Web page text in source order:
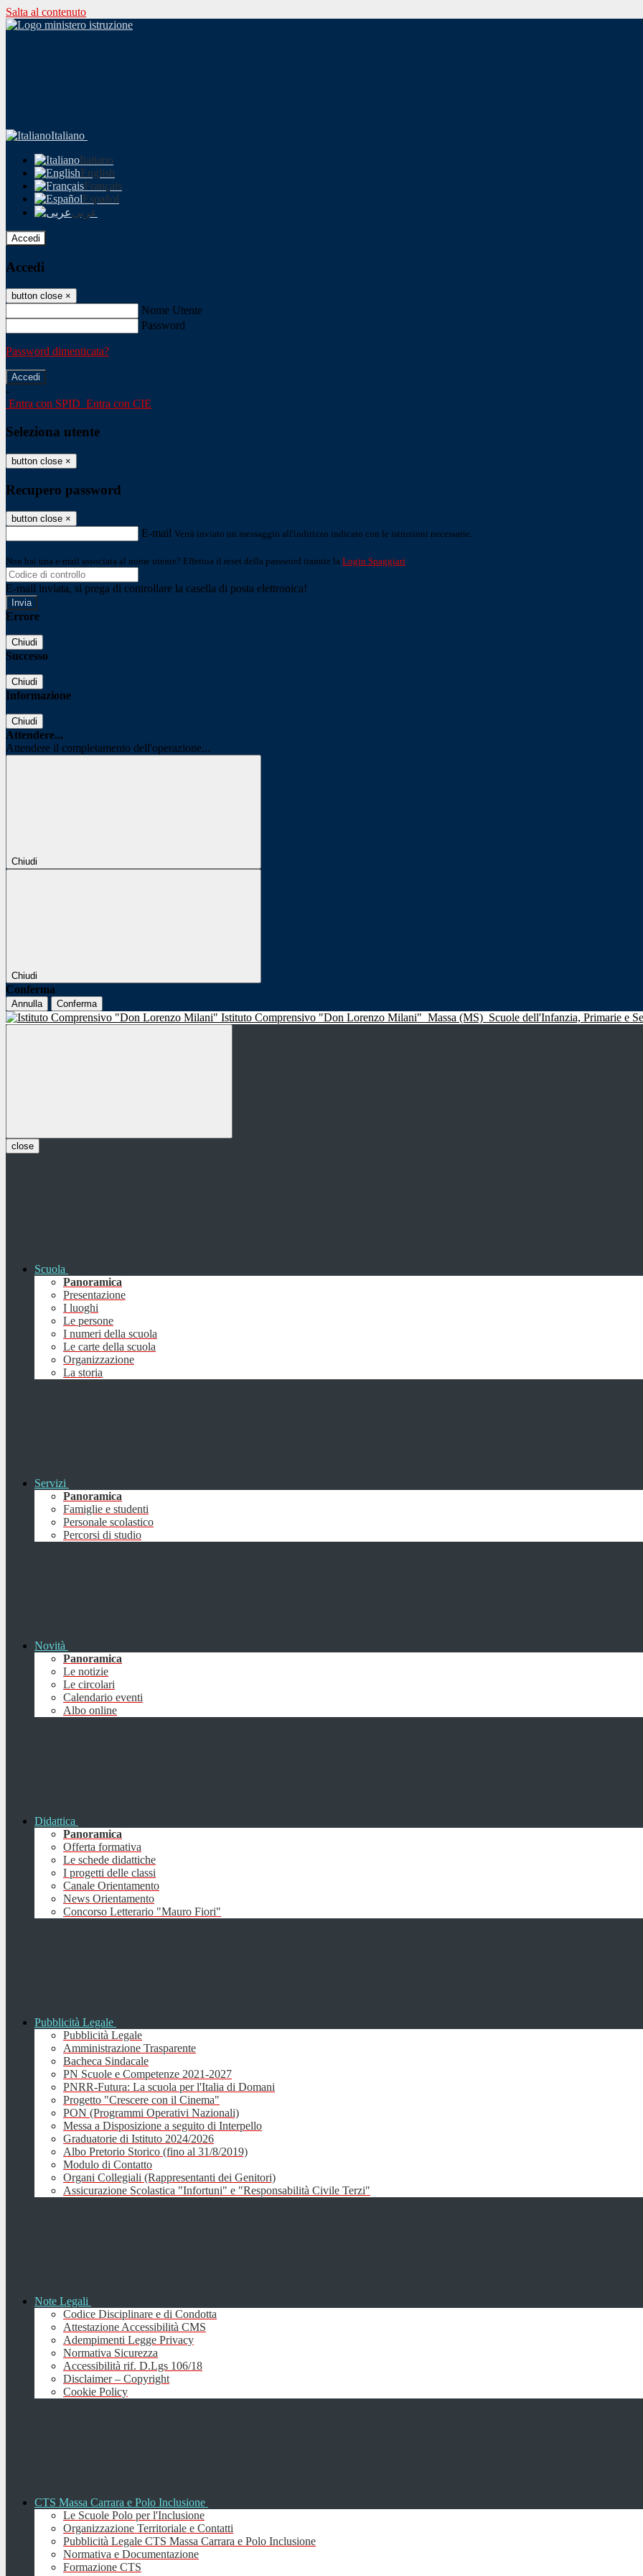
Salta al contenuto
Italiano
Italiano
English
Français
Español
عربى
Accedi
Accedi
button close ×
Nome Utente
Password
Password dimenticata?
-
Entra con SPID Entra con CIE
Seleziona utente
button close ×
Recupero password
button close ×
E-mail Verrà inviato un messaggio all'indirizzo indicato con le istruzioni necessarie.
Non hai una e-mail associata al nome utente? Effettua il reset della password tramite la Login Spaggiari
E-mail inviata, si prega di controllare la casella di posta elettronica!
Errore
Chiudi
Successo
Chiudi
Informazione
Chiudi
Attendere...
Attendere il completamento dell'operazione...
Chiudi
Chiudi
Conferma
Annulla Conferma
Istituto Comprensivo "Don Lorenzo Milani" Massa (MS) Scuole dell'Infanzia, Primarie e
close
Scuola
Panoramica
Presentazione
I luoghi
Le persone
I numeri della scuola
Le carte della scuola
Organizzazione
La storia
Servizi
Panoramica
Famiglie e studenti
Personale scolastico
Percorsi di studio
Novità
Panoramica
Le notizie
Le circolari
Calendario eventi
Albo online
Didattica
Panoramica
Offerta formativa
Le schede didattiche
I progetti delle classi
Canale Orientamento
News Orientamento
Concorso Letterario "Mauro Fiori"
Pubblicità Legale
Pubblicità Legale
Amministrazione Trasparente
Bacheca Sindacale
PN Scuole e Competenze 2021-2027
PNRR-Futura: La scuola per l'Italia di Domani
Progetto "Crescere con il Cinema"
PON (Programmi Operativi Nazionali)
Messa a Disposizione a seguito di Interpello
Graduatorie di Istituto 2024/2026
Albo Pretorio Storico (fino al 31/8/2019)
Modulo di Contatto
Organi Collegiali (Rappresentanti dei Genitori)
Assicurazione Scolastica "Infortuni" e "Responsabilità Civile Terzi"
Note Legali
Codice Disciplinare e di Condotta
Attestazione Accessibilità CMS
Adempimenti Legge Privacy
Normativa Sicurezza
Accessibilità rif. D.Lgs 106/18
Disclaimer – Copyright
Cookie Policy
CTS Massa Carrara e Polo Inclusione
Le Scuole Polo per l'Inclusione
Organizzazione Territoriale e Contatti
Pubblicità Legale CTS Massa Carrara e Polo Inclusione
Normativa e Documentazione
Formazione CTS